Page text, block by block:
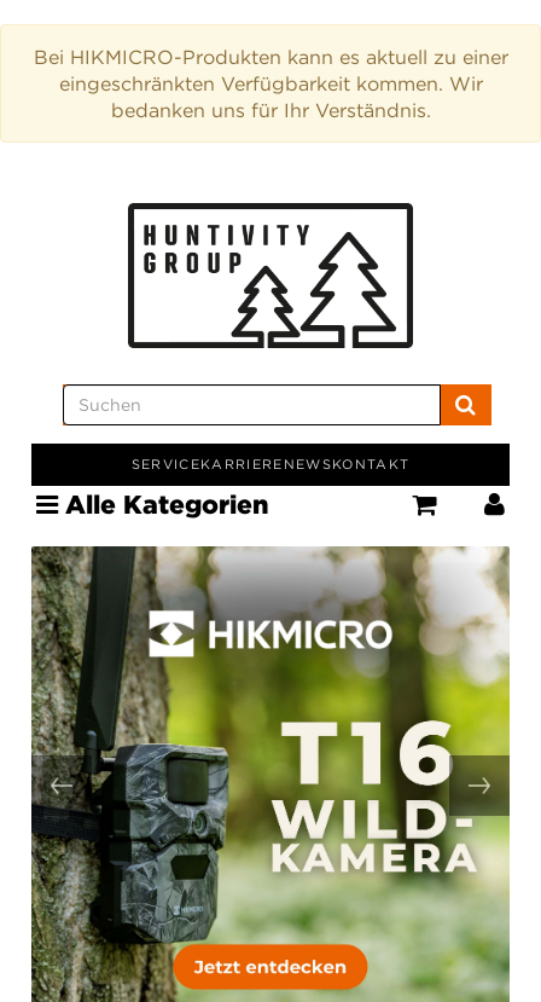
Bei HIKMICRO-Produkten kann es aktuell zu einer
eingeschränkten Verfügbarkeit kommen. Wir
bedanken uns für Ihr Verständnis.
SERVICEKARRIERE NEWSKONTAKT
Alle Kategorien